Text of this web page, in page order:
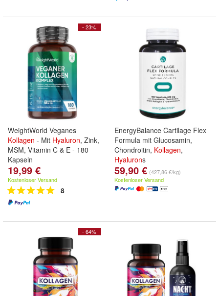
- 23%
WeightWorld Veganes
Kollagen - Mit Hyaluron, Zink,
MSM, Vitamin C & E - 180
Kapseln
19,99 €
Kostenloser Versand
8
EnergyBalance Cartilage Flex
Formula mit Glucosamin,
Chondroitin, Kollagen,
Hyalurons
59,90 € (427,86 €/kg)
Kostenloser Versand
- 64%